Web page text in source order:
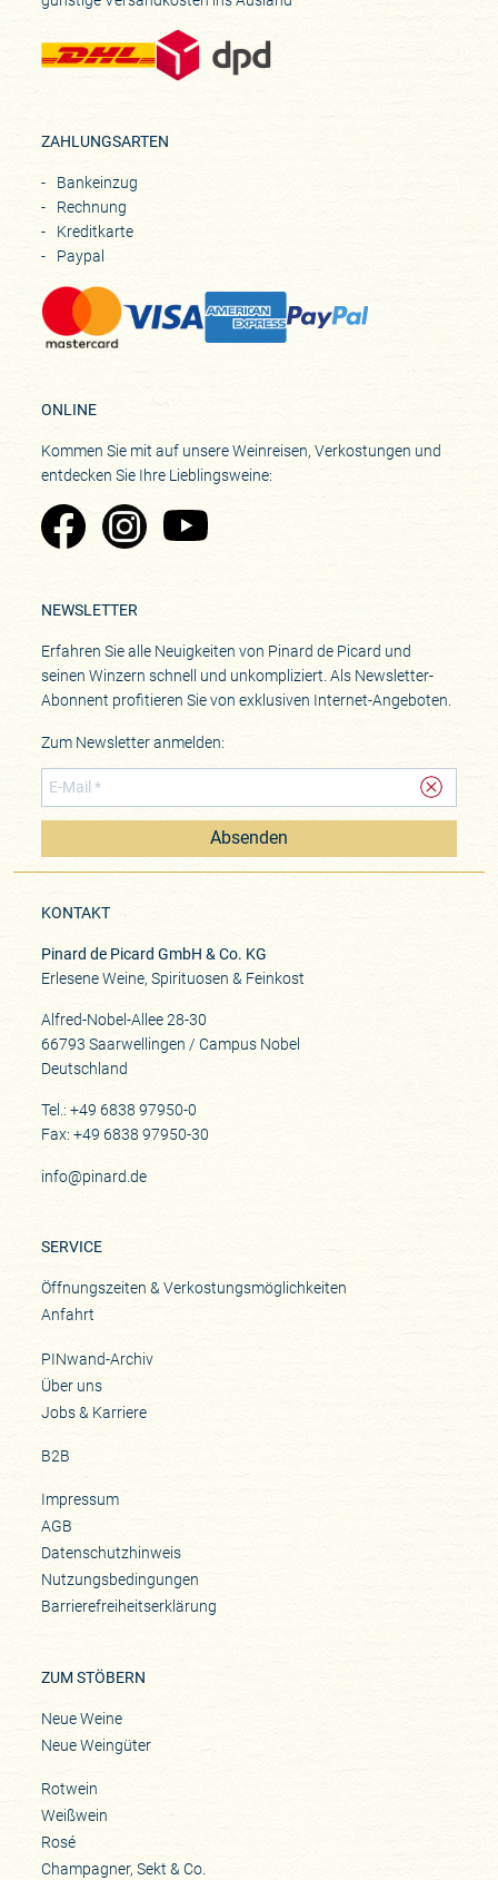
ZAHLUNGSARTEN
Bankeinzug
Rechnung
Kreditkarte
Paypal
ONLINE
Kommen Sie mit auf unsere Weinreisen, Verkostungen und
entdecken Sie Ihre Lieblingsweine:
Zu Pinard's Facebook-Seite
Zu Pinard's Instagram-Seite
Zu Pinard's YouTube-Seite
NEWSLETTER
Erfahren Sie alle Neuigkeiten von Pinard de Picard und
seinen Winzern schnell und unkompliziert. Als Newsletter-
Abonnent profitieren Sie von exklusiven Internet-Angeboten.
Zum Newsletter anmelden:
Absenden
KONTAKT
Pinard de Picard GmbH & Co. KG
Erlesene Weine, Spirituosen & Feinkost
Alfred-Nobel-Allee 28-30
66793 Saarwellingen / Campus Nobel
Deutschland
Tel.: +49 6838 97950-0
Fax: +49 6838 97950-30
info@pinard.de
SERVICE
Öffnungszeiten & Verkostungsmöglichkeiten
Anfahrt
PINwand-Archiv
Über uns
Jobs & Karriere
B2B
Impressum
AGB
Datenschutzhinweis
Nutzungsbedingungen
Barrierefreiheitserklärung
ZUM STÖBERN
Neue Weine
Neue Weingüter
Rotwein
Weißwein
Rosé
Champagner, Sekt & Co.